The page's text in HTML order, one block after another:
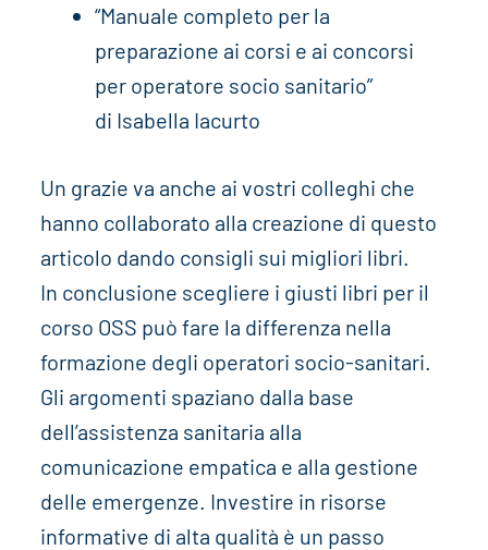
“Manuale completo per la
preparazione ai corsi e ai concorsi
per operatore socio sanitario”
di Isabella Iacurto
Un grazie va anche ai vostri colleghi che
hanno collaborato alla creazione di questo
articolo dando consigli sui migliori libri.
In conclusione scegliere i giusti libri per il
corso OSS può fare la differenza nella
formazione degli operatori socio-sanitari.
Gli argomenti spaziano dalla base
dell’assistenza sanitaria alla
comunicazione empatica e alla gestione
delle emergenze. Investire in risorse
informative di alta qualità è un passo